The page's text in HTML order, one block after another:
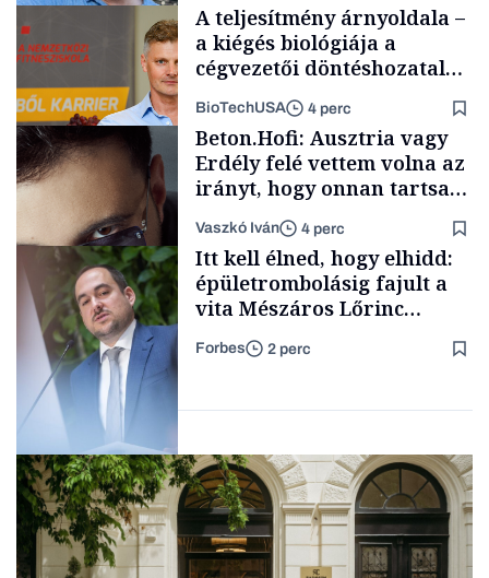
Társadalom
Content Lab HUB
A teljesítmény árnyoldala –
a kiégés biológiája a
cégvezetői döntéshozatal
BioTechUSA 4 perc
Forbes-sztori
Beton.Hofi: Ausztria vagy
Erdély felé vettem volna az
irányt, hogy onnan tartsam
lélegeztetőgépen a magyar
zenét
Vaszkó Iván 4 perc
Magyar cégek
Itt kell élned, hogy elhidd:
épületrombolásig fajult a
vita Mészáros Lőrinc
bizalmasának cégével, most
bíróság előtt az ügy
Forbes 2 perc